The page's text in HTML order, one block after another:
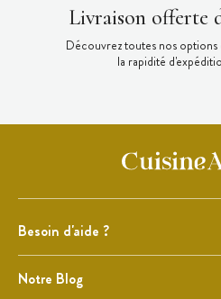
Livraison offerte
Découvrez toutes nos options
la rapidité
Besoin d'aide ?
Notre Blog